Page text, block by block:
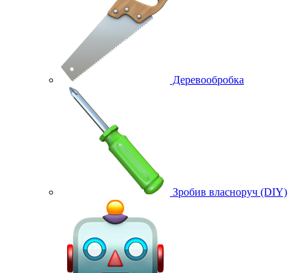
Деревообробка
Зробив власноруч (DIY)